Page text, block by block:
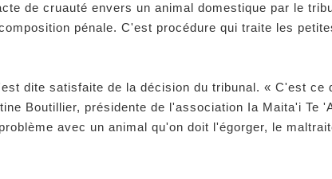
de cruauté envers un animal domestique par le
pénale. C'est procédure qui traite les
dite satisfaite de la décision du tribunal. « C'est ce
Boutillier, présidente de l'association Ia Maita'i Te
avec un animal qu'on doit l'égorger, le